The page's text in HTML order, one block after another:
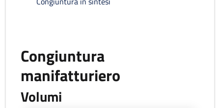
Congiuntura
manifatturiero
Volumi